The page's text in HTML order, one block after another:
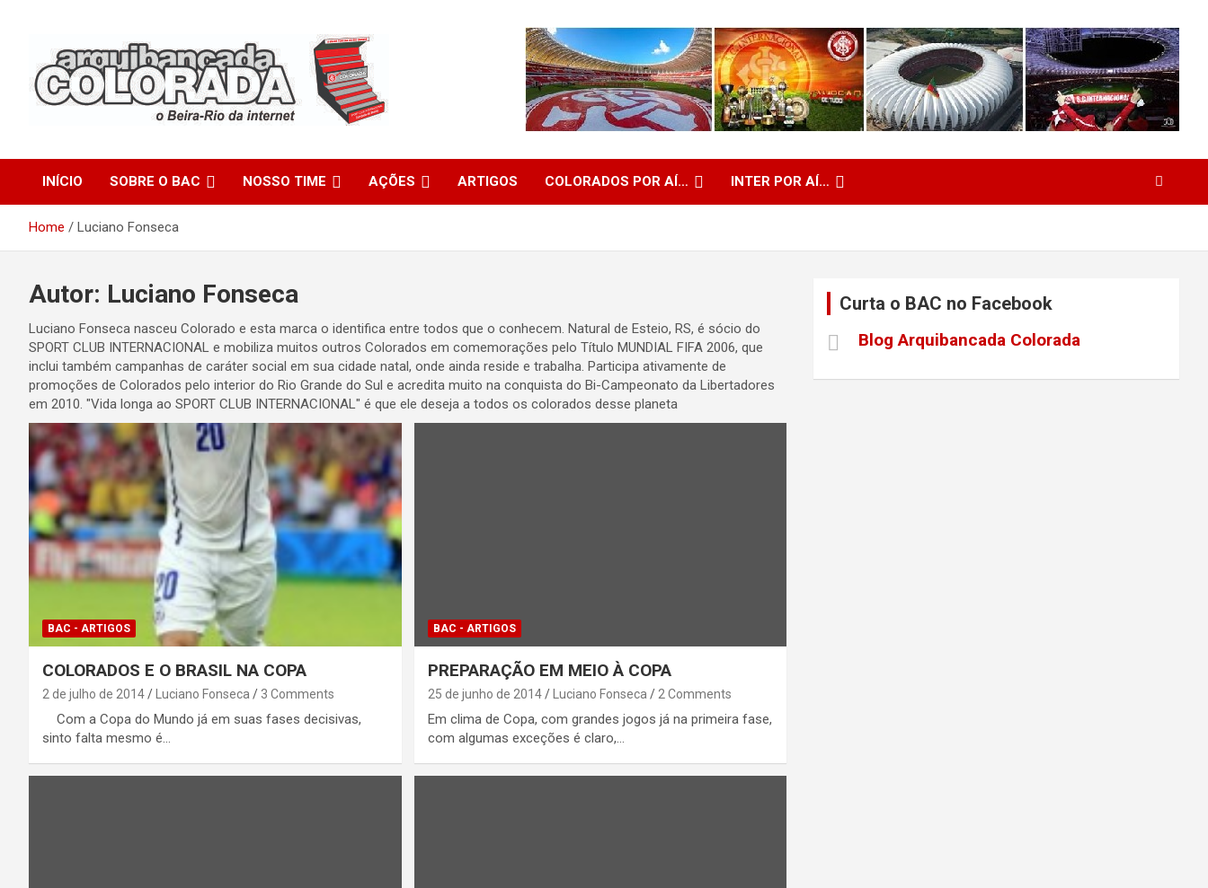
Arquibancada Colorada
INÍCIO SOBRE O BAC NOSSO TIME AÇÕES ARTIGOS COLORADOS POR AÍ… INTER POR AÍ…
Home Luciano Fonseca
Autor: Luciano Fonseca
Luciano Fonseca nasceu Colorado e esta marca o identifica entre todos que o conhecem. Natural de Esteio, RS, é sócio do
SPORT CLUB INTERNACIONAL e mobiliza muitos outros Colorados em comemorações pelo Título MUNDIAL FIFA 2006, que
inclui também campanhas de caráter social em sua cidade natal, onde ainda reside e trabalha. Participa ativamente de
promoções de Colorados pelo interior do Rio Grande do Sul e acredita muito na conquista do Bi-Campeonato da Libertadores
em 2010. "Vida longa ao SPORT CLUB INTERNACIONAL" é que ele deseja a todos os colorados desse planeta
BAC - ARTIGOS
COLORADOS E O BRASIL NA COPA
2 de julho de 2014 Luciano Fonseca 3 Comments
Com a Copa do Mundo já em suas fases decisivas,
sinto falta mesmo é…
BAC - ARTIGOS
PREPARAÇÃO EM MEIO À COPA
25 de junho de 2014 Luciano Fonseca 2 Comments
Em clima de Copa, com grandes jogos já na primeira fase,
com algumas exceções é claro,…
Curta o BAC no Facebook
Blog Arquibancada Colorada